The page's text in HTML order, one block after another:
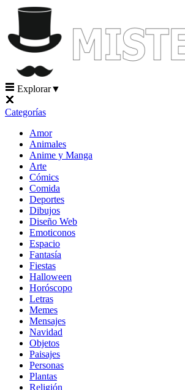
Explorar▼
Categorías
Amor
Animales
Anime y Manga
Arte
Cómics
Comida
Deportes
Dibujos
Diseño Web
Emoticonos
Espacio
Fantasía
Fiestas
Halloween
Horóscopo
Letras
Memes
Mensajes
Navidad
Objetos
Paisajes
Personas
Plantas
Religión